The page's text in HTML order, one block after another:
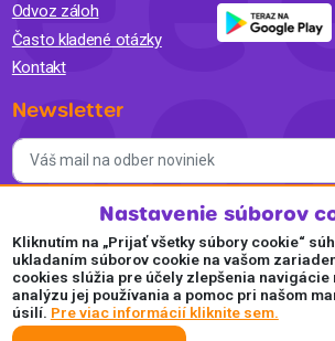
Odvoz záloh
Často kladené otázky
Kontakt
Newsletter
Súhlasím so spracovaním osobných údajov
newslettra na marketingové účely a
Zásadami ochrany osobných údajov.
Akceptujeme
Nastavenie súborov
Kliknutím na „Prijať všetky súbory cookie“
ukladaním súborov cookie na vašom
cookies slúžia pre účely zlepšenia navigácie
analýzu jej používania a pomoc pri našom
úsilí. Pre viac informácií kliknite sem.